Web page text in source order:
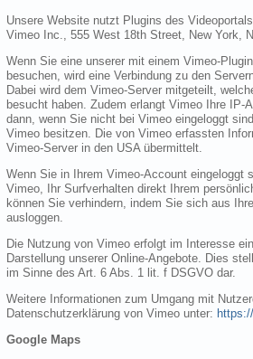
Unsere Website nutzt Plugins des
Vimeo Inc., 555 West 18th Street, New York,
Wenn Sie eine unserer mit einem Vimeo-
besuchen, wird eine Verbindung zu den
Dabei wird dem Vimeo-Server mitgeteilt,
besucht haben. Zudem erlangt Vimeo Ihre IP-
dann, wenn Sie nicht bei Vimeo eingeloggt
Vimeo besitzen. Die von Vimeo erfassten
Vimeo-Server in den USA übermittelt.
Wenn Sie in Ihrem Vimeo-Account eingeloggt
Vimeo, Ihr Surfverhalten direkt Ihrem
können Sie verhindern, indem Sie sich aus
ausloggen.
Die Nutzung von Vimeo erfolgt im Interesse
Darstellung unserer Online-Angebote. Dies
im Sinne des Art. 6 Abs. 1 lit. f DSGVO dar.
Weitere Informationen zum Umgang mit
Datenschutzerklärung von Vimeo unter:
Google Maps